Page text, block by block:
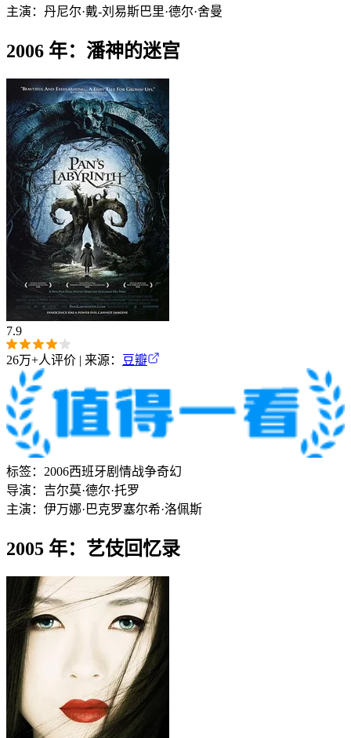
主演： 丹尼尔·戴-刘易斯巴里·德尔·舍曼
2006 年：潘神的迷宫
7.9
26万+人评价 | 来源： 豆瓣
标签： 2006西班牙剧情战争奇幻
导演： 吉尔莫·德尔·托罗
主演： 伊万娜·巴克罗塞尔希·洛佩斯
2005 年：艺伎回忆录